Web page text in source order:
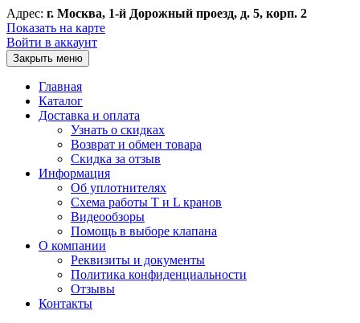
Адрес: г. Москва, 1-й Дорожный проезд, д. 5, корп. 2
Показать на карте
Войти в аккаунт
Закрыть меню
Главная
Каталог
Доставка и оплата
Узнать о скидках
Возврат и обмен товара
Скидка за отзыв
Информация
Об уплотнителях
Схема работы T и L кранов
Видеообзоры
Помощь в выборе клапана
О компании
Реквизиты и документы
Политика конфиденциальности
Отзывы
Контакты